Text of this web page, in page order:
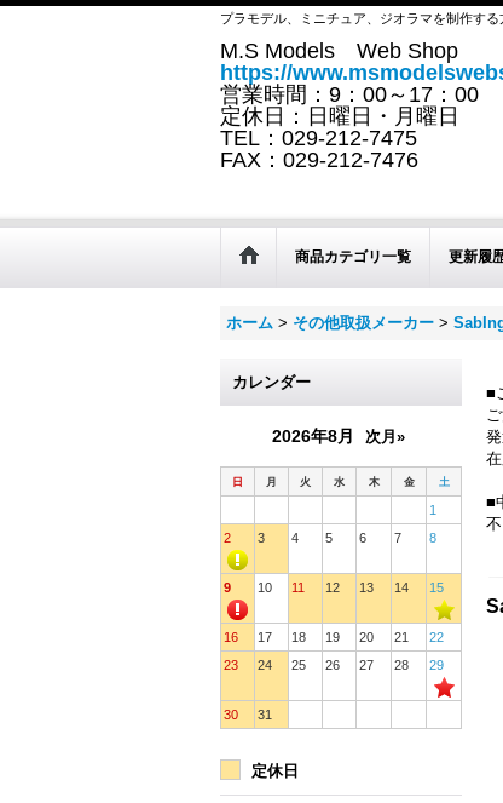
プラモデル、ミニチュア、ジオラマを制作す
M.S Models Web Shop
https://
営業時間：9：00～17：00
定休日：日曜日・月曜日
TEL：029-212-7475
FAX：029-212-7476
商品カテゴリ一覧 更新履
ホーム > その他取扱メーカー >
カレンダー
2026年8月 次月»
日 月 火 水 木 金 土
1
2
3 4 5 6 7 8
9 10 11 12 13 14 15
16 17 18 19 20 21
22
23
24 25 26 27 28 29
30 31
定休日
■
■